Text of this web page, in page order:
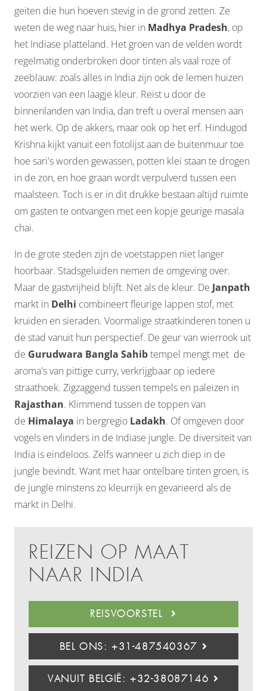
geiten die hun hoeven stevig in de grond zetten. Ze
weten de weg naar huis, hier in Madhya Pradesh, op
het Indiase platteland. Het groen van de velden wordt
regelmatig onderbroken door tinten als vaal roze of
zeeblauw: zoals alles in India zijn ook de lemen huizen
voorzien van een laagje kleur. Reist u door de
binnenlanden van India, dan treft u overal mensen aan
het werk. Op de akkers, maar ook op het erf. Hindugod
Krishna kijkt vanuit een fotolijst aan de buitenmuur toe
hoe sari's worden gewassen, potten klei staan te drogen
in de zon, en hoe graan wordt verpulverd tussen een
maalsteen. Toch is er in dit drukke bestaan altijd ruimte
om gasten te ontvangen met een kopje geurige masala
chai.
In de grote steden zijn de voetstappen niet langer
hoorbaar. Stadsgeluiden nemen de omgeving over.
Maar de gastvrijheid blijft. Net als de kleur. De Janpath
markt in Delhi combineert fleurige lappen stof, met
kruiden en sieraden. Voormalige straatkinderen tonen u
de stad vanuit hun perspectief. De geur van wierrook uit
de Gurudwara Bangla Sahibtempel mengt met de
aroma's van pittige curry, verkrijgbaar op iedere
straathoek. Zigzaggend tussen tempels en paleizen in
Rajasthan. Klimmend tussen de toppen van
de Himalaya in bergregio Ladakh. Of omgeven door
vogels en vlinders in de Indiase jungle. De diversiteit van
India is eindeloos. Zelfs wanneer u zich diep in de
jungle bevindt. Want met haar ontelbare tinten groen, is
de jungle minstens zo kleurrijk en gevarieerd als de
markt in Delhi.
REIZEN OP MAAT
NAAR INDIA
REISVOORSTEL
BEL ONS: +31-487540367
VANUIT BELGIË: +32-38087146